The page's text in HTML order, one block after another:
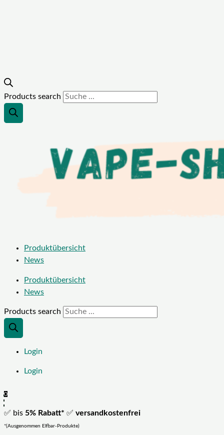
Products search
Produktübersicht
News
Produktübersicht
News
Products search
Login
Login
0
✅ bis 5% Rabatt* ✅ versandkostenfrei
*(Ausgenommen Elfbar-Produkte)